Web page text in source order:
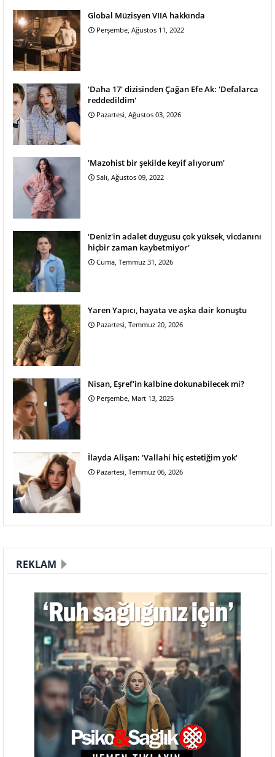
Global Müzisyen VIIA hakkında
Perşembe, Ağustos 11, 2022
'Daha 17' dizisinden Çağan Efe Ak: 'Defalarca
reddedildim'
Pazartesi, Ağustos 03, 2026
'Mazohist bir şekilde keyif alıyorum'
Salı, Ağustos 09, 2022
'Deniz'in adalet duygusu çok yüksek, vicdanını
hiçbir zaman kaybetmiyor'
Cuma, Temmuz 31, 2026
Yaren Yapıcı, hayata ve aşka dair konuştu
Pazartesi, Temmuz 20, 2026
Nisan, Eşref'in kalbine dokunabilecek mi?
Perşembe, Mart 13, 2025
İlayda Alişan: 'Vallahi hiç estetiğim yok'
Pazartesi, Temmuz 06, 2026
REKLAM